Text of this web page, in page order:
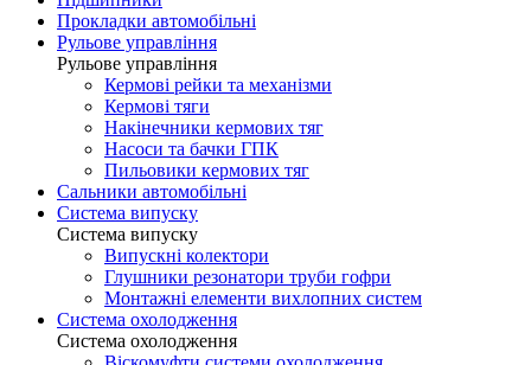
Прокладки автомобільні
Рульове управління
Рульове управління
Кермові рейки та механізми
Кермові тяги
Накінечники кермових тяг
Насоси та бачки ГПК
Пильовики кермових тяг
Сальники автомобільні
Система випуску
Система випуску
Випускні колектори
Глушники резонатори труби гофри
Монтажні елементи вихлопних систем
Система охолодження
Система охолодження